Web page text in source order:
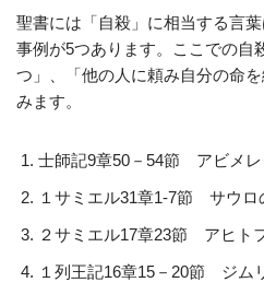
聖書には「自殺」に相当する言
事例が5つあります。ここでの自
つ」、「他の人に頼み自分の命
みます。
士師記9章50－54節 アビメレ
１サミエル31章1‐7節 サウロ
２サミエル17章23節 アヒト
１列王記16章15－20節 ジム